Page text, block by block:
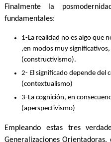
Finalmente la
fundamentales:
1-La realidad no es algo que
,en modos muy
(constructivismo).
2- El significado depende del
(contextualismo)
3-La cognición, en
(aperspectivismo)
Empleando estas tres
Generalizaciones